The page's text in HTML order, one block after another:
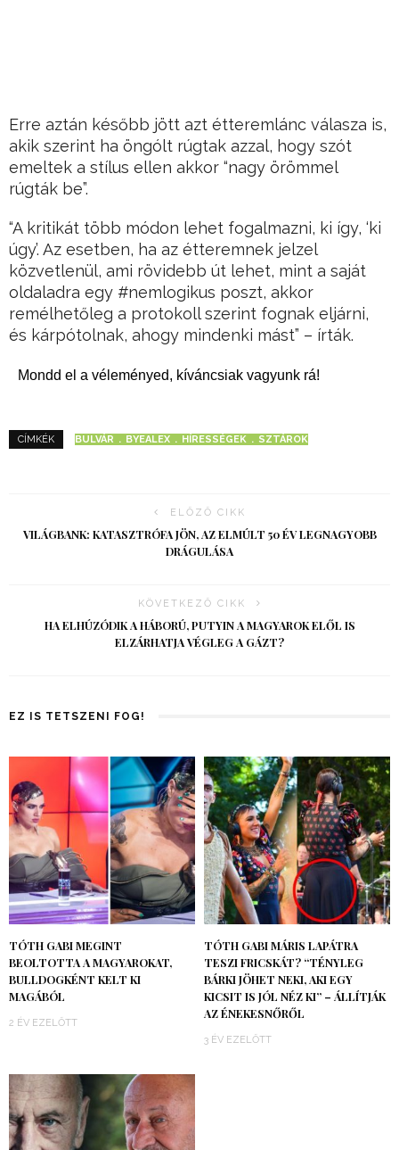
Erre aztán később jött azt étteremlánc válasza is,
akik szerint ha öngólt rúgtak azzal, hogy szót
emeltek a stílus ellen akkor “nagy örömmel
rúgták be”.
“A kritikát több módon lehet fogalmazni, ki így, ‘ki
úgy’. Az esetben, ha az étteremnek jelzel
közvetlenül, ami rövidebb út lehet, mint a saját
oldaladra egy #nemlogikus poszt, akkor
remélhetőleg a protokoll szerint fognak eljárni,
és kárpótolnak, ahogy mindenki mást” – írták.
Mondd el a véleményed, kíváncsiak vagyunk rá!
CÍMKÉK BULVÁR BYEALEX HÍRESSÉGEK SZTÁROK
ELŐZŐ CIKK
VILÁGBANK: KATASZTRÓFA JÖN, AZ ELMÚLT 50 ÉV LEGNAGYOBB
DRÁGULÁSA
KÖVETKEZŐ CIKK
HA ELHÚZÓDIK A HÁBORÚ, PUTYIN A MAGYAROK ELŐL IS
ELZÁRHATJA VÉGLEG A GÁZT?
EZ IS TETSZENI FOG!
TÓTH GABI MEGINT
BEOLTOTTA A MAGYAROKAT,
BULLDOGKÉNT KELT KI
MAGÁBÓL
2 ÉV EZELŐTT
TÓTH GABI MÁRIS LAPÁTRA
TESZI FRICSKÁT? “TÉNYLEG
BÁRKI JÖHET NEKI, AKI EGY
KICSIT IS JÓL NÉZ KI” – ÁLLÍTJÁK
AZ ÉNEKESNŐRŐL
3 ÉV EZELŐTT